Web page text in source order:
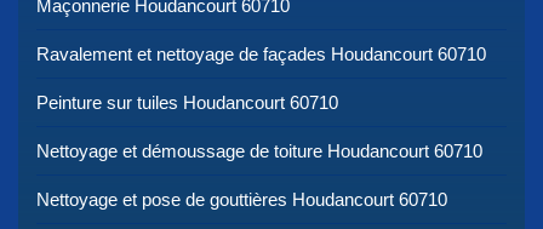
Maçonnerie Houdancourt 60710
Ravalement et nettoyage de façades Houdancourt 60710
Peinture sur tuiles Houdancourt 60710
Nettoyage et démoussage de toiture Houdancourt 60710
Nettoyage et pose de gouttières Houdancourt 60710